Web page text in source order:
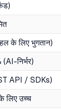
के लिए भुगतान)
निर्भर)
API / SDKs)
लिए उच्च